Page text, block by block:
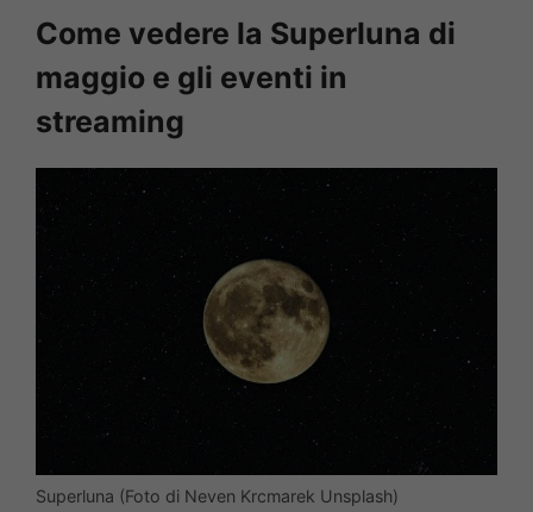
Come vedere la Superluna di
maggio e gli eventi in
streaming
Superluna (Foto di Neven Krcmarek Unsplash)